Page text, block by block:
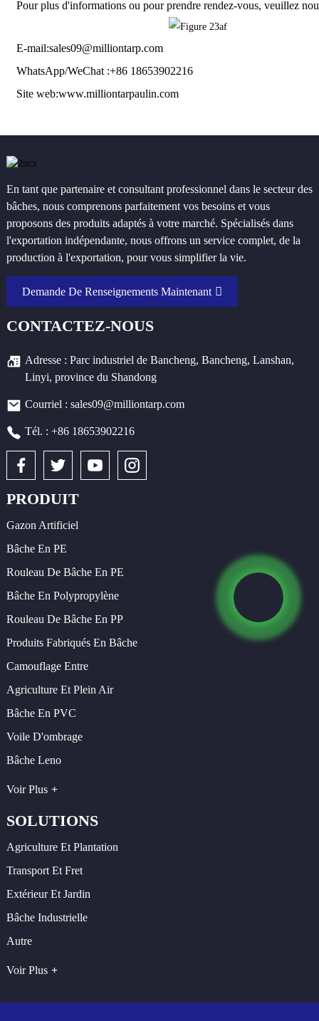
Pour plus d'informations ou pour prendre rendez-vous, veuillez
E-mail:sales09@milliontarp.com
WhatsApp/WeChat :+86 18653902216
Site web:www.milliontarpaulin.com
En tant que partenaire et consultant professionnel dans le secteur des
bâches, nous comprenons parfaitement vos besoins et vous
proposons des produits adaptés à votre marché. Spécialisés dans
l'exportation indépendante, nous offrons un service complet, de la
production à l'exportation, pour vous simplifier la vie.
Demande De Renseignements Maintenant
CONTACTEZ-NOUS
Adresse : Parc industriel de Bancheng, Bancheng, Lanshan,
Linyi, province du Shandong
Courriel : sales09@milliontarp.com
Tél. : +86 18653902216
PRODUIT
Gazon Artificiel
Bâche En PE
Rouleau De Bâche En PE
Bâche En Polypropylène
Rouleau De Bâche En PP
Produits Fabriqués En Bâche
Camouflage Entre
Agriculture Et Plein Air
Bâche En PVC
Voile D'ombrage
Bâche Leno
Voir Plus
SOLUTIONS
Agriculture Et Plantation
Transport Et Fret
Extérieur Et Jardin
Bâche Industrielle
Autre
Voir Plus